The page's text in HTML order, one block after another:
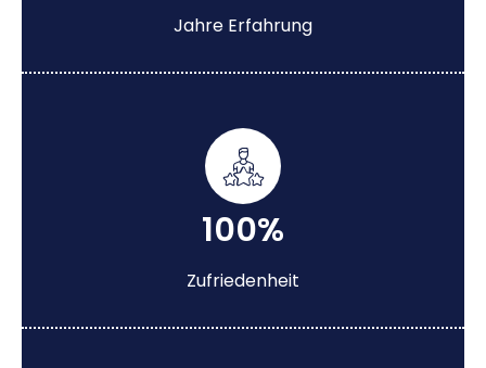
Jahre Erfahrung
100%
Zufriedenheit